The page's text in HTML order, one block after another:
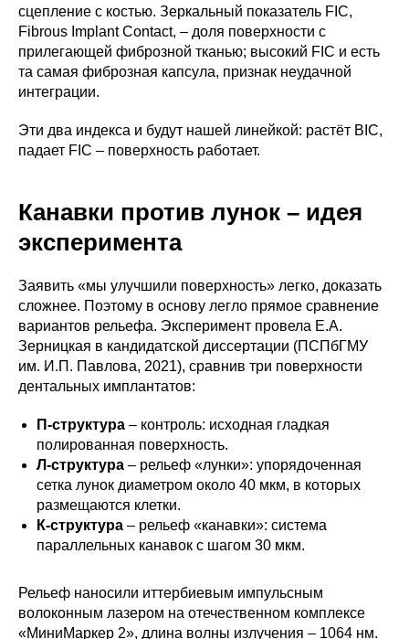
сцепление с костью. Зеркальный показатель FIC,
Fibrous Implant Contact, – доля поверхности с
прилегающей фиброзной тканью; высокий FIC и есть
та самая фиброзная капсула, признак неудачной
интеграции.
Эти два индекса и будут нашей линейкой: растёт BIC,
падает FIC – поверхность работает.
Канавки против лунок – идея
эксперимента
Заявить «мы улучшили поверхность» легко, доказать
сложнее. Поэтому в основу легло прямое сравнение
вариантов рельефа. Эксперимент провела Е.А.
Зерницкая в кандидатской диссертации (ПСПбГМУ
им. И.П. Павлова, 2021), сравнив три поверхности
дентальных имплантатов:
П-структура – контроль: исходная гладкая
полированная поверхность.
Л-структура – рельеф «лунки»: упорядоченная
сетка лунок диаметром около 40 мкм, в которых
размещаются клетки.
К-структура – рельеф «канавки»: система
параллельных канавок с шагом 30 мкм.
Рельеф наносили иттербиевым импульсным
волоконным лазером на отечественном комплексе
«МиниМаркер 2», длина волны излучения – 1064 нм.